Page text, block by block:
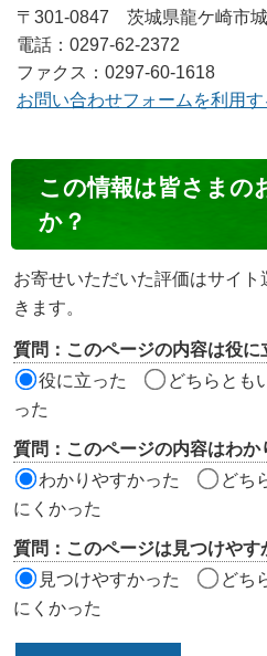
〒301-0847 茨城県龍ケ崎市
電話：0297-62-2372
ファクス：0297-60-1618
お問い合わせフォームを利用す
ン
ン
ツ
価
ア
この情報は皆さまの
か？
お寄せいただいた評価はサイ
きます。
質問：このページの内容は役に
役に立った
どちらとも
った
質問：このページの内容はわか
わかりやすかった
どち
にくかった
質問：このページは見つけやす
見つけやすかった
どち
にくかった